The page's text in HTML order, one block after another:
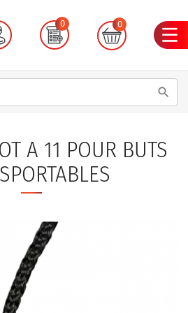
0 0
search
A 11 POUR BUTS